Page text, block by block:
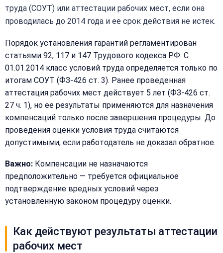
труда (СОУТ) или аттестации рабочих мест, если она
проводилась до 2014 года и ее срок действия не истек.
Порядок установления гарантий регламентирован
статьями 92, 117 и 147 Трудового кодекса РФ. С
01.01.2014 класс условий труда определяется только по
итогам СОУТ (ФЗ-426 ст. 3). Ранее проведенная
аттестация рабочих мест действует 5 лет (ФЗ-426 ст.
27 ч. 1), но ее результаты применяются для назначения
компенсаций только после завершения процедуры. До
проведения оценки условия труда считаются
допустимыми, если работодатель не доказал обратное.
Важно: Компенсации не назначаются
предположительно — требуется официальное
подтверждение вредных условий через
установленную законом процедуру оценки.
Как действуют результаты аттестации
рабочих мест